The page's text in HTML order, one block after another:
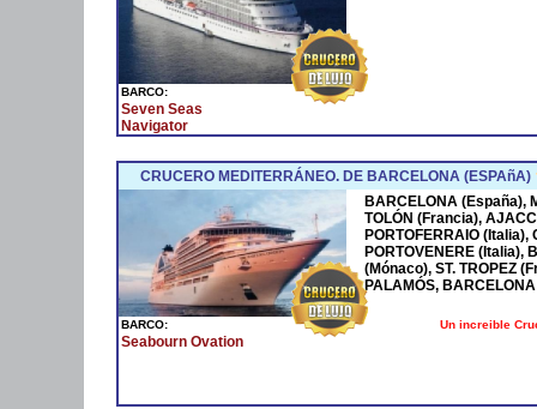
BARCO:
Seven Seas
Navigator
CRUCERO MEDITERRÁNEO. DE BARCELONA (ESPAñA)
BARCO:
Seabourn Ovation
BARCELONA (España),
TOLÓN (Francia),
PORTOFERRAIO (Italia),
PORTOVENERE (Italia),
(Mónaco), ST. TROPEZ
PALAMÓS,
Un increible